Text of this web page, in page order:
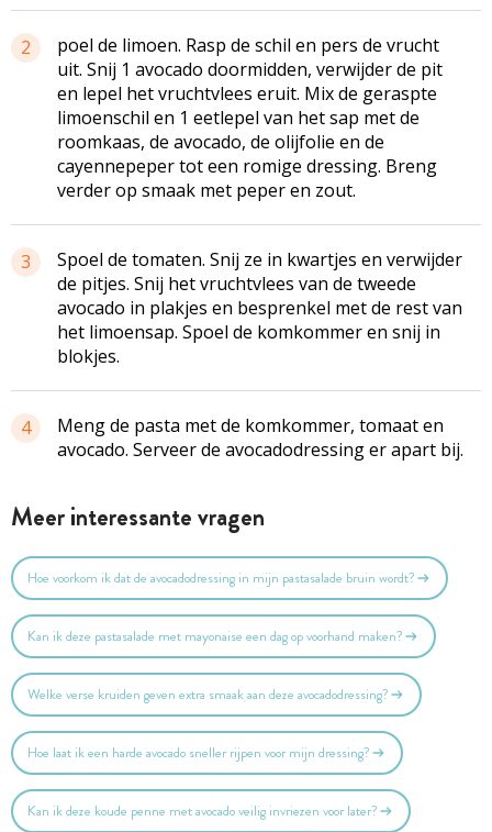
2
poel de limoen. Rasp de schil en pers de vrucht
uit. Snij 1 avocado doormidden, verwijder de pit
en lepel het vruchtvlees eruit. Mix de geraspte
limoenschil en 1 eetlepel van het sap met de
roomkaas, de avocado, de olijfolie en de
cayennepeper tot een romige dressing. Breng
verder op smaak met peper en zout.
3
Spoel de tomaten. Snij ze in kwartjes en verwijder
de pitjes. Snij het vruchtvlees van de tweede
avocado in plakjes en besprenkel met de rest van
het limoensap. Spoel de komkommer en snij in
blokjes.
4
Meng de pasta met de komkommer, tomaat en
avocado. Serveer de avocadodressing er apart bij.
Meer interessante vragen
Hoe voorkom ik dat de avocadodressing in mijn pastasalade bruin wordt?
Kan ik deze pastasalade met mayonaise een dag op voorhand maken?
Welke verse kruiden geven extra smaak aan deze avocadodressing?
Hoe laat ik een harde avocado sneller rijpen voor mijn dressing?
Kan ik deze koude penne met avocado veilig invriezen voor later?